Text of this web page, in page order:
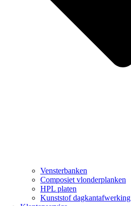
Vensterbanken
Composiet vlonderplanken
HPL platen
Kunststof dagkantafwerking